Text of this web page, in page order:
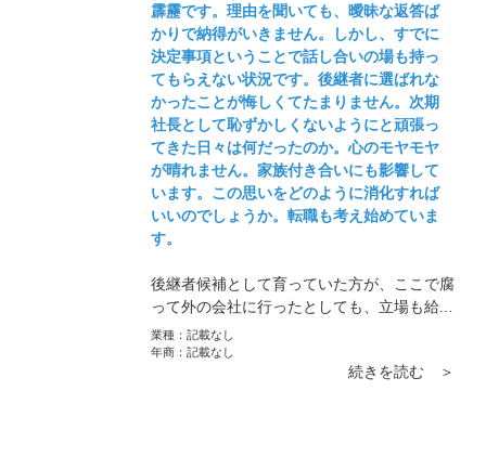
霹靂です。理由を聞いても、曖昧な返答ば
かりで納得がいきません。しかし、すでに
決定事項ということで話し合いの場も持っ
てもらえない状況です。後継者に選ばれな
かったことが悔しくてたまりません。次期
社長として恥ずかしくないようにと頑張っ
てきた日々は何だったのか。心のモヤモヤ
が晴れません。家族付き合いにも影響して
います。この思いをどのように消化すれば
いいのでしょうか。転職も考え始めていま
す。
後継者候補として育っていた方が、ここで腐
って外の会社に行ったとしても、立場も給与
も落ちていくだけです。それは薦めません。
いまは、与えられた場所で自分の力を最大限
に発揮することだけを考えるべきです。そう
業種： 記載なし
年商： 記載なし
続きを読む ＞